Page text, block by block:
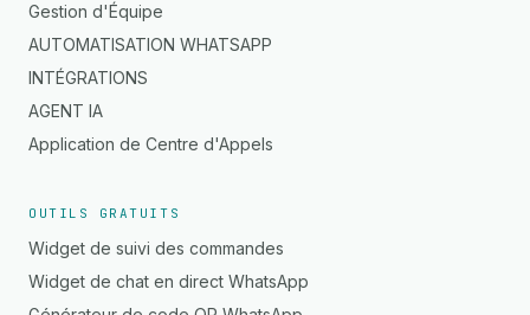
Gestion d'Équipe
AUTOMATISATION WHATSAPP
INTÉGRATIONS
AGENT IA
Application de Centre d'Appels
OUTILS GRATUITS
Widget de suivi des commandes
Widget de chat en direct WhatsApp